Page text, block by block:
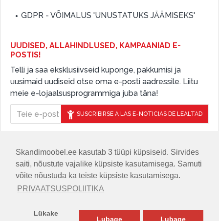
Skandimoobel.ee kasutab 3 tüüpi küpsiseid. Sirvides
saiti, nõustute vajalike küpsiste kasutamisega. Samuti
võite nõustuda ka teiste küpsiste kasutamisega.
PRIVAATSUSPOLIITIKA
Lükake
Lubage Lubage
GDPR - VÕIMALUS 'UNUSTATUKS JÄÄMISEKS'
UUDISED, ALLAHINDLUSED, KAMPAANIAD E-
POSTIS!
Telli ja saa eksklusiivseid kuponge, pakkumisi ja
uusimaid uudiseid otse oma e-posti aadressile. Liitu
meie e-lojaalsusprogrammiga juba täna!
SUSCRIBIRSE A LAS E-NOTICIAS DE LEALTAD
JÄLGIGE MEID SOTSIAALMEEDIAS